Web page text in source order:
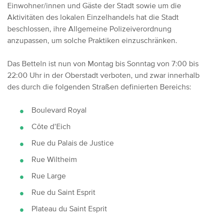
Einwohner/innen und Gäste der Stadt sowie um die
Aktivitäten des lokalen Einzelhandels hat die Stadt
beschlossen, ihre Allgemeine Polizeiverordnung
anzupassen, um solche Praktiken einzuschränken.
Das Betteln ist nun von Montag bis Sonntag von 7:00 bis
22:00 Uhr in der Oberstadt verboten, und zwar innerhalb
des durch die folgenden Straßen definierten Bereichs:
Boulevard Royal
Côte d’Eich
Rue du Palais de Justice
Rue Wiltheim
Rue Large
Rue du Saint Esprit
Plateau du Saint Esprit